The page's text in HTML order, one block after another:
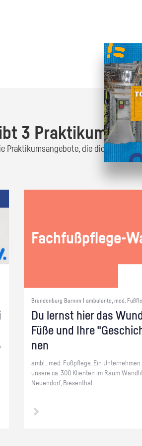
3
Praktikumsangebote, die dich
Fach­fuß­pfle­ge-
Brandenburg Barnim | ambulante, med.
Du lernst hier das
Füße und Ihre
nen
ambl., med. Fuß­pfle­ge. Ein
un­se­re ca. 300 Kli­en­ten im Raum
Neuendorf, Biesen­thal